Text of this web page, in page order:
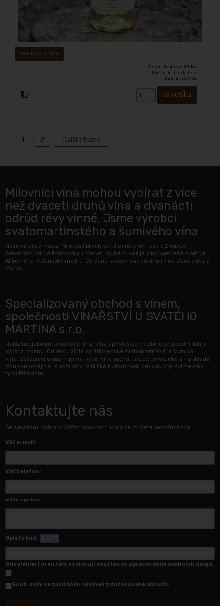
180 CZK s DPH
Ihned skladem: 29 ks
Dostupnost: Skladem
Kat. č.: 006165
1 2 Další strana
Milovníci vína mohou vybírat z více
než dvaceti druhů vína a dvanácti
odrůd révy vinné. Jsme výrobci
svatomartinského a šumivého vína
Naše vinařství nabízí 16 odrůd bílých vín, 3 odrůdy vín rosé a 2 cuveé
červených odrůd Frankovka a Merlot, druhé cuveé je víno vyrobené z odrůd
Alibernet a Rulandské modré. Červené odrůdy pak doplnují vína Dornfelder a
Merlot.
Specializovaný obchod s vínem,
společnosti VINAŘSTVÍ U SVATÉHO
MARTINA s.r.o.
Nabízíme jakostní odrůdová vína, vína s přívlastkem kabinetní, pozdní sběr a
výběr z hroznů. Od roku 2018 vyrábíme také svatomartinská a šumivá
vína. Zákazníci u nás mají na vyběr vína suchá, taktéž polosuchá a na skladě
jsou samozřejmě i sladší vína. V blízké budoucnosti pro vás připravíme vína
typu Frizzante.
Kontaktujte nás
Se zásadami ochrany Vašich osobních údajů se můžete seznámit zde
Váš e-mail:
Váš telefon:
Váše zpráva:
Opište kód:
Odesláním formuláře vyslovuji souhlas se zpracováním osobních údajů.
Souhlasím se zasíláním novinek z dotazované oblasti.